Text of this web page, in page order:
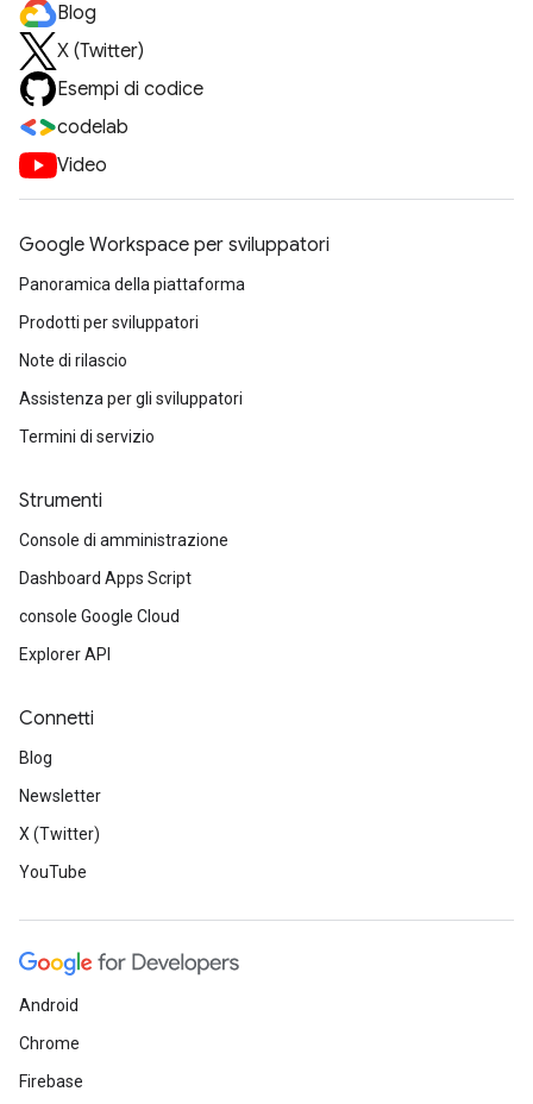
Blog
X (Twitter)
Esempi di codice
codelab
Video
Google Workspace per sviluppatori
Panoramica della piattaforma
Prodotti per sviluppatori
Note di rilascio
Assistenza per gli sviluppatori
Termini di servizio
Strumenti
Console di amministrazione
Dashboard Apps Script
console Google Cloud
Explorer API
Connetti
Blog
Newsletter
X (Twitter)
YouTube
Android
Chrome
Firebase